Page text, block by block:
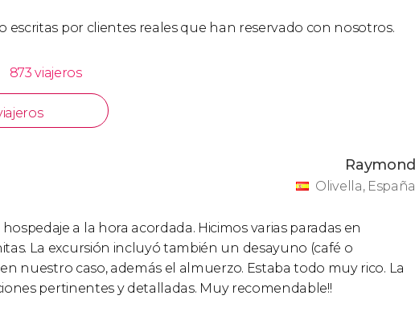
escritas por clientes reales que han reservado con nosotros.
873 viajeros
Raymond
Olivella, España
a la hora acordada. Hicimos varias paradas en
La excursión incluyó también un desayuno (café o
nuestro caso, además el almuerzo. Estaba todo muy rico. La
pertinentes y detalladas. Muy recomendable!!